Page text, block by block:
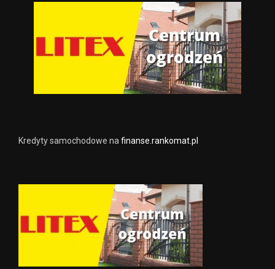
Kredyty samochodowe nafinanse.rankomat.pl